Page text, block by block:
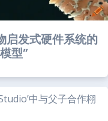
启发式硬件系统的
型”
中与父子合作栩